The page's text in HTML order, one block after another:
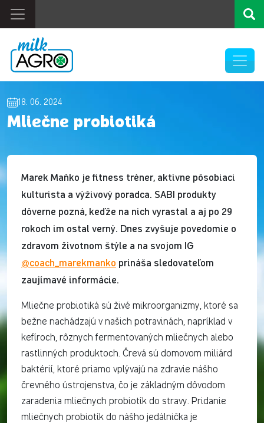
18. 06. 2024
Mliečne probiotiká
Marek Maňko je fitness tréner, aktívne pôsobiaci
kulturista a výživový poradca. SABI produkty
dôverne pozná, keďže na nich vyrastal a aj po 29
rokoch im ostal verný. Dnes zvyšuje povedomie o
zdravom životnom štýle a na svojom IG
@coach_marekmanko prináša sledovateľom
zaujímavé informácie.
Mliečne probiotiká sú živé mikroorganizmy, ktoré sa
bežne nachádzajú v našich potravinách, napríklad v
kefíroch, rôznych fermentovaných mliečnych alebo
rastlinných produktoch. Črevá sú domovom miliárd
baktérií, ktoré priamo vplývajú na zdravie nášho
črevného ústrojenstva, čo je základným dôvodom
zaradenia mliečnych probiotík do stravy. Pridanie
mliečnych probiotík do nášho jedálnička je